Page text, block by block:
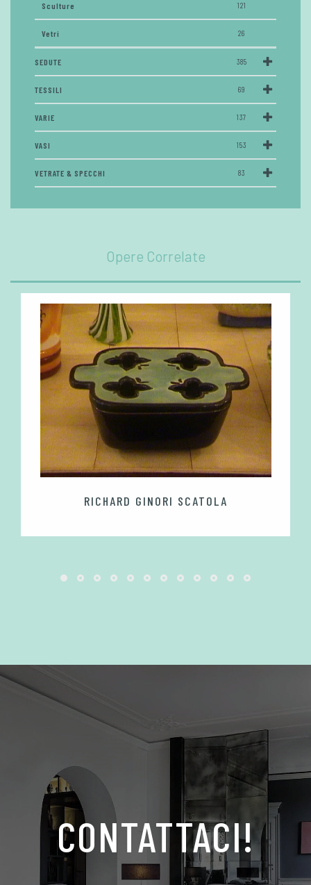
Sculture 121
Vetri 26
SEDUTE 385
TESSILI 69
VARIE 137
VASI 153
VETRATE & SPECCHI 83
Opere Correlate
RICHARD GINORI SCATOLA
CONTATTACI!